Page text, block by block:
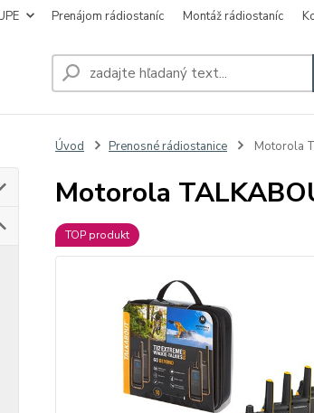
Prenájom rádiostaníc Montáž rádiostaníc
Úvod Prenosné rádiostanice Motorola
Motorola
TOP produkt